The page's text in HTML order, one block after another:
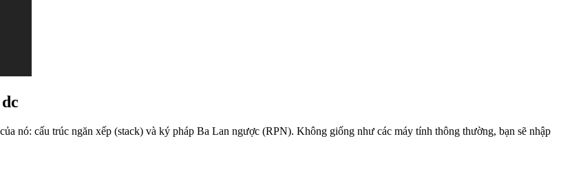
nó: cấu trúc ngăn xếp (stack) và ký pháp Ba Lan ngược (RPN). Không giống như các máy tính thông thường, bạn sẽ nhập